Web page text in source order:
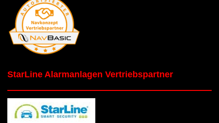
StarLine Alarmanlagen Vertriebspartner